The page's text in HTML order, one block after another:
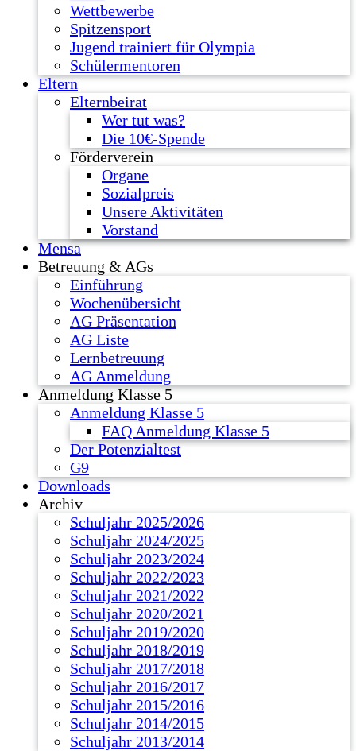
Wettbewerbe
Spitzensport
Jugend trainiert für Olympia
Schülermentoren
Eltern
Elternbeirat
Wer tut was?
Die 10€-Spende
Förderverein
Organe
Sozialpreis
Unsere Aktivitäten
Vorstand
Mensa
Betreuung & AGs
Einführung
Wochenübersicht
AG Präsentation
AG Liste
Lernbetreuung
AG Anmeldung
Anmeldung Klasse 5
Anmeldung Klasse 5
FAQ Anmeldung Klasse 5
Der Potenzialtest
G9
Downloads
Archiv
Schuljahr 2025/2026
Schuljahr 2024/2025
Schuljahr 2023/2024
Schuljahr 2022/2023
Schuljahr 2021/2022
Schuljahr 2020/2021
Schuljahr 2019/2020
Schuljahr 2018/2019
Schuljahr 2017/2018
Schuljahr 2016/2017
Schuljahr 2015/2016
Schuljahr 2014/2015
Schuljahr 2013/2014